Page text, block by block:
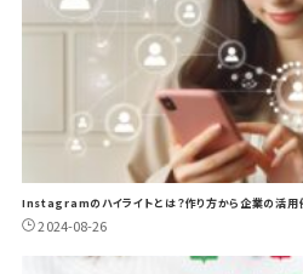
Instagramのハイライトとは？作り方から企業の活用
2024-08-26